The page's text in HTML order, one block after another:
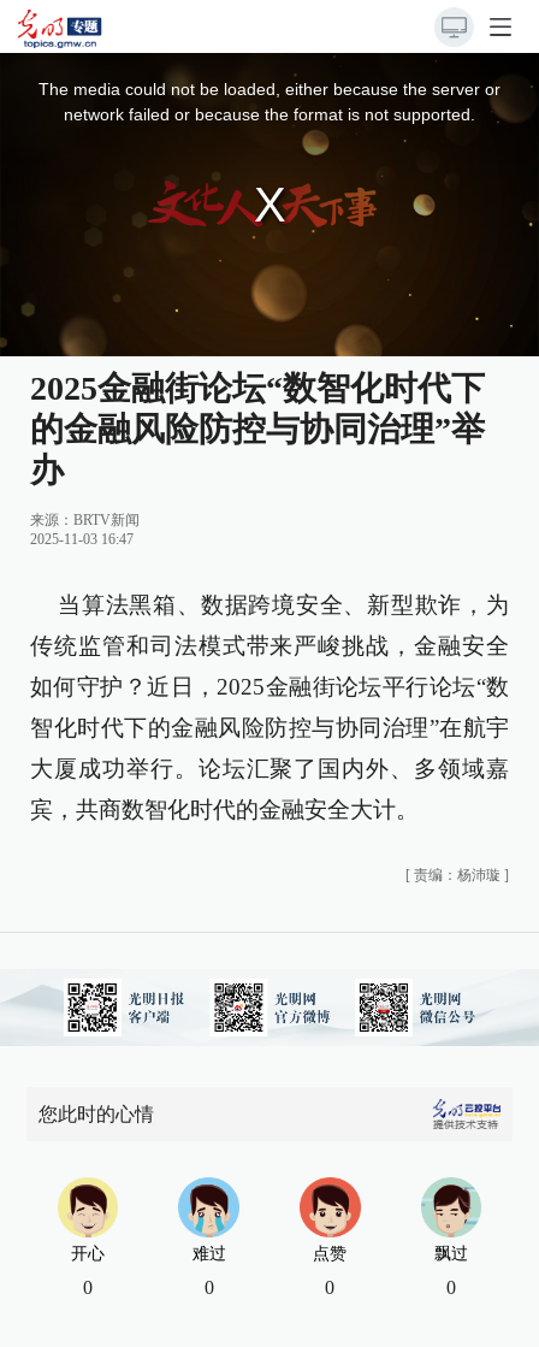
The media could not be loaded, either because the server or
network failed or because the format is not supported.
2025金融街论坛“数智化时代下
的金融风险防控与协同治理”举
办
来源： BRTV新闻
2025-11-03 16:47
当算法黑箱、数据跨境安全、新型欺诈，为
传统监管和司法模式带来严峻挑战，金融安全
如何守护？近日，2025金融街论坛平行论坛“数
智化时代下的金融风险防控与协同治理”在航宇
大厦成功举行。论坛汇聚了国内外、多领域嘉
宾，共商数智化时代的金融安全大计。
[ 责编：杨沛璇 ]
您此时的心情
开心
0
难过
0
点赞
0
飘过
0